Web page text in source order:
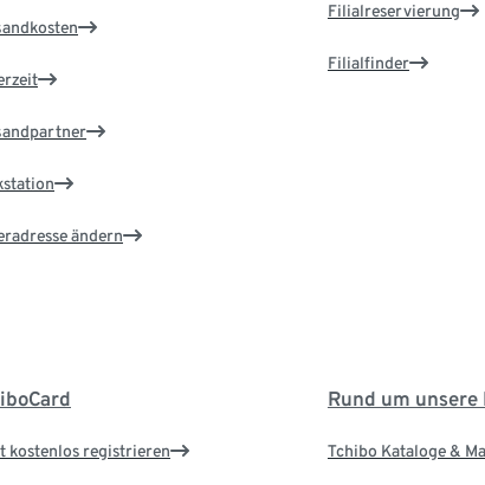
ändern
Filialreservierung
Filialfinder
kostenlos registrieren
Rund um
Tchibo Kataloge &